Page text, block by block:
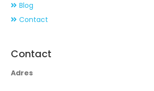
Blog
Contact
Contact
Adres